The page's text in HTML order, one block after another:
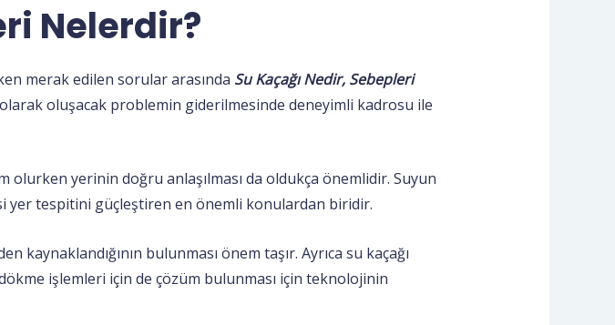
Nelerdir?
merak edilen sorular arasında Su Kaçağı Nedir, Sebepleri
oluşacak problemin giderilmesinde deneyimli kadrosu ile
yerinin doğru anlaşılması da oldukça önemlidir. Suyun
yer tespitini güçleştiren en önemli konulardan biridir.
bulunması önem taşır. Ayrıca su kaçağı
işlemleri için de çözüm bulunması için teknolojinin